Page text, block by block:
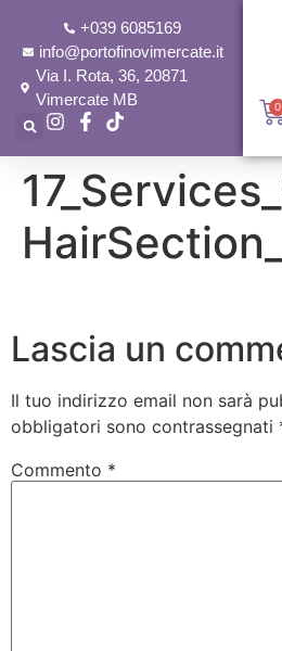
+039 6085169
info@portofinovimercate.it
Via I. Rota, 36, 20871
Vimercate MB
0
Lascia un
Il tuo indirizzo email non sarà
obbligatori sono contrassegnati
Commento *